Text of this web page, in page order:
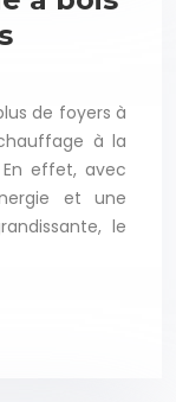
de foyers à
à la
effet, avec
et une
le